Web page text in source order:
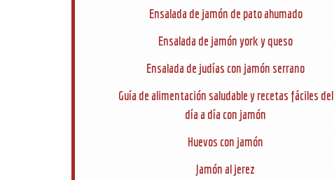
Ensalada de jamón de pato ahumado
Ensalada de jamón york y queso
Ensalada de judías con jamón serrano
Guía de alimentación saludable y recetas fáciles del
día a día con jamón
Huevos con jamón
Jamón al jerez